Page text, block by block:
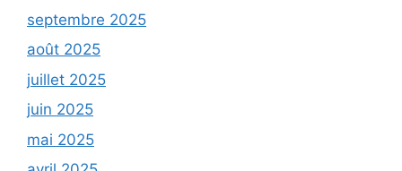
septembre 2025
août 2025
juillet 2025
juin 2025
mai 2025